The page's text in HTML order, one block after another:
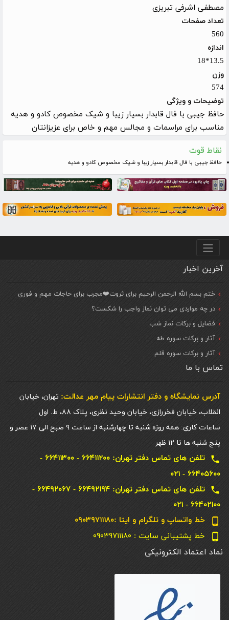
مصطفی اشرفی تبریزی
تعداد صفحات
560
اندازه
13.5*18
وزن
574
توضیحات و ویژگی
حافظ جیبی با فال قابدار بسیار زیبا و شیک مخصوص کادو و هدیه
مناسب برای مراسمات و مجالس مهم و خاص برای عزیزانتان
نقاط قوت
حافظ جیبی با فال قابدار بسیار زیبا و شیک مخصوص کادو و هدیه
منو پایین
آخرین اخبار
ختم بسم الله الرحمن الرحیم برای ثروت❤️مجرب برای حاجات مهم و فوری
در چه مواردی می توان نماز واجب را شکست؟
فضایل و برکات نماز شب
آثار و برکات سوره طه
آثار و برکات سوره قلم
تماس با ما
آدرس نمایشگاه و دفتر انتشارات پيام مهر عدالت: تهران، خیابان
انقلاب، خیابان فخررازی، خیابان وحید نظری، پلاک ۸۸، ط. اول
ساعات کاری: همه روزه شنبه تا چهارشنبه از ساعت ۹ صبح الی ۱۷ عصر و
پنج شنبه ها تا ۱۲ ظهر
local_phone
تلفن های تماس دفتر تهران: ۶۶۴۱۱۲۰۰ - ۶۶۴۱۱۳۰۰ -
۶۶۴۰۵۶۰۰ - ۰۲۱
local_phone
تلفن های تماس دفتر تهران: ۶۶۴۹۲۱۹۴ - ۶۶۴۹۲۰۶۷ -
۶۶۴۰۲۱۰۰ - ۰۲۱
phone_android خط واتساپ و تلگرام و ایتا :۰۹۰۳۹۷۱۱۱۸۰
phone_android خط پشتیبانی سایت : ۰۹۰۳۹۷۱۱۱۸۰
نماد اعتماد الکترونیکی